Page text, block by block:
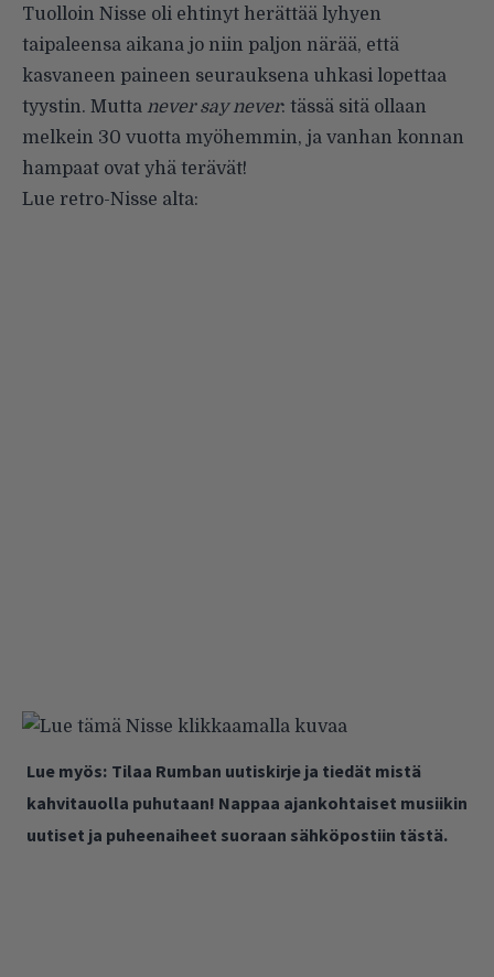
Tuolloin Nisse oli ehtinyt herättää lyhyen
taipaleensa aikana jo niin paljon närää, että
kasvaneen paineen seurauksena uhkasi lopettaa
tyystin. Mutta never say never: tässä sitä ollaan
melkein 30 vuotta myöhemmin, ja vanhan konnan
hampaat ovat yhä terävät!
Lue retro-Nisse alta:
Lue myös: Tilaa Rumban uutiskirje ja tiedät mistä
kahvitauolla puhutaan! Nappaa ajankohtaiset musiikin
uutiset ja puheenaiheet suoraan sähköpostiin tästä.